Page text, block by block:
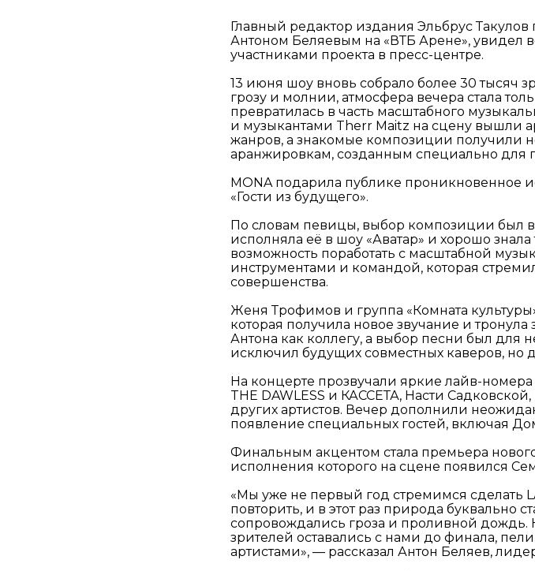
Главный редактор издания Эльбрус
Антоном Беляевым на «ВТБ Арене», увидел
участниками проекта в пресс-центре.
13 июня шоу вновь собрало более 30 тысяч
грозу и молнии, атмосфера вечера стала
превратилась в часть масштабного
и музыкантами Therr Maitz на сцену вышли
жанров, а знакомые композиции получили
аранжировкам, созданным специально для
MONA подарила публике проникновенное
«Гости из будущего».
По словам певицы, выбор композиции был
исполняла её в шоу «Аватар» и хорошо
возможность поработать с масштабной
инструментами и командой, которая
совершенства.
Женя Трофимов и группа «Комната
которая получила новое звучание и
Антона как коллегу, а выбор песни был
исключил будущих совместных каверов, но
На концерте прозвучали яркие лайв-номера
THE DAWLESS и КАССЕТА, Насти
других артистов. Вечер дополнили
появление специальных гостей, включая
Финальным акцентом стала премьера
исполнения которого на сцене появился
«Мы уже не первый год стремимся сделать
повторить, и в этот раз природа буквально
сопровождались гроза и проливной дождь.
зрителей оставались с нами до финала,
артистами», — рассказал Антон Беляев,